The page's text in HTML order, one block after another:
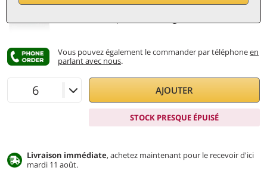
Vous pouvez également le commander par téléphoneen
parlant avec nous.
AJOUTER
STOCK PRESQUE ÉPUISÉ
Livraison immédiate, achetez maintenant pour le recevoir d'ici
mardi 11 août.